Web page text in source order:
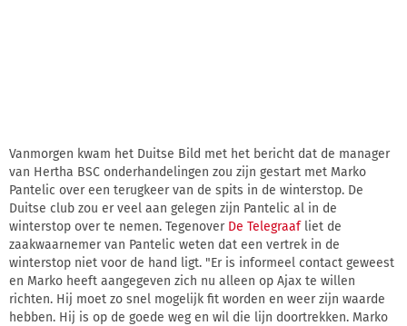
Vanmorgen kwam het Duitse Bild met het bericht dat de manager
van Hertha BSC onderhandelingen zou zijn gestart met Marko
Pantelic over een terugkeer van de spits in de winterstop. De
Duitse club zou er veel aan gelegen zijn Pantelic al in de
winterstop over te nemen. Tegenover De Telegraafliet de
zaakwaarnemer van Pantelic weten dat een vertrek in de
winterstop niet voor de hand ligt. "Er is informeel contact geweest
en Marko heeft aangegeven zich nu alleen op Ajax te willen
richten. Hij moet zo snel mogelijk fit worden en weer zijn waarde
hebben. Hij is op de goede weg en wil die lijn doortrekken. Marko